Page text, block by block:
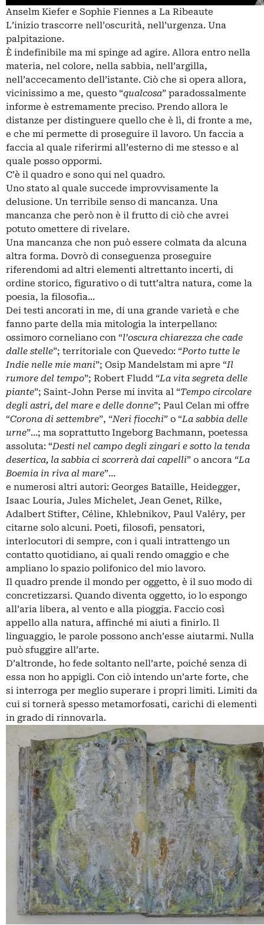
Anselm Kiefer e Sophie Fiennes a La Ribeaute
L’inizio trascorre nell’oscurità, nell’urgenza. Una
palpitazione.
È indefinibile ma mi spinge ad agire. Allora entro nella
materia, nel colore, nella sabbia, nell’argilla,
nell’accecamento dell’istante. Ciò che si opera allora,
vicinissimo a me, questo “qualcosa” paradossalmente
informe è estremamente preciso. Prendo allora le
distanze per distinguere quello che è lì, di fronte a me,
e che mi permette di proseguire il lavoro. Un faccia a
faccia al quale riferirmi all’esterno di me stesso e al
quale posso oppormi.
C’è il quadro e sono qui nel quadro.
Uno stato al quale succede improvvisamente la
delusione. Un terribile senso di mancanza. Una
mancanza che però non è il frutto di ciò che avrei
potuto omettere di rivelare.
Una mancanza che non può essere colmata da alcuna
altra forma. Dovrò di conseguenza proseguire
riferendomi ad altri elementi altrettanto incerti, di
ordine storico, figurativo o di tutt’altra natura, come la
poesia, la filosofia…
Dei testi ancorati in me, di una grande varietà e che
fanno parte della mia mitologia la interpellano:
ossimoro corneliano con “l’oscura chiarezza che cade
dalle stelle”; territoriale con Quevedo: “Porto tutte le
Indie nelle mie mani”; Osip Mandelstam mi apre “Il
rumore del tempo”; Robert Fludd “La vita segreta delle
piante”; Saint-John Perse mi invita al “Tempo circolare
degli astri, del mare e delle donne”; Paul Celan mi offre
“Corona di settembre”, “Neri fiocchi” o “La sabbia delle
urne”…; ma soprattutto Ingeborg Bachmann, poetessa
assoluta: “Desti nel campo degli zingari e sotto la tenda
desertica, la sabbia ci scorrerà dai capelli” o ancora “La
Boemia in riva al mare”…
e numerosi altri autori: Georges Bataille, Heidegger,
Isaac Louria, Jules Michelet, Jean Genet, Rilke,
Adalbert Stifter, Céline, Khlebnikov, Paul Valéry, per
citarne solo alcuni. Poeti, filosofi, pensatori,
interlocutori di sempre, con i quali intrattengo un
contatto quotidiano, ai quali rendo omaggio e che
ampliano lo spazio polifonico del mio lavoro.
Il quadro prende il mondo per oggetto, è il suo modo di
concretizzarsi. Quando diventa oggetto, io lo espongo
all’aria libera, al vento e alla pioggia. Faccio così
appello alla natura, affinché mi aiuti a finirlo. Il
linguaggio, le parole possono anch’esse aiutarmi. Nulla
può sfuggire all’arte.
D’altronde, ho fede soltanto nell’arte, poiché senza di
essa non ho appigli. Con ciò intendo un’arte forte, che
si interroga per meglio superare i propri limiti. Limiti da
cui si tornerà spesso metamorfosati, carichi di elementi
in grado di rinnovarla.